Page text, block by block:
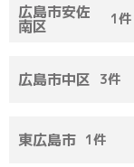
広島市安佐
南区 1件
広島市中区 3件
東広島市 1件